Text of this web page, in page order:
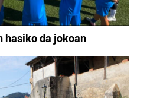
hasiko da jokoan